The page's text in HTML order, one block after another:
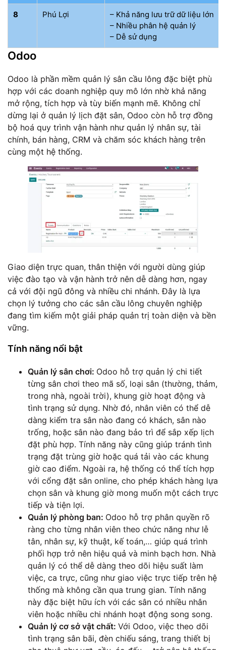
8 Phú Lợi
– Khả năng lưu trữ dữ liệu lớn
– Nhiều phân hệ quản lý
– Dễ sử dụng
Odoo
Odoo là phần mềm quản lý sân cầu lông đặc biệt phù
hợp với các doanh nghiệp quy mô lớn nhờ khả năng
mở rộng, tích hợp và tùy biến mạnh mẽ. Không chỉ
dừng lại ở quản lý lịch đặt sân, Odoo còn hỗ trợ đồng
bộ hoá quy trình vận hành như quản lý nhân sự, tài
chính, bán hàng, CRM và chăm sóc khách hàng trên
cùng một hệ thống.
Giao diện trực quan, thân thiện với người dùng giúp
việc đào tạo và vận hành trở nên dễ dàng hơn, ngay
cả với đội ngũ đông và nhiều chi nhánh. Đây là lựa
chọn lý tưởng cho các sân cầu lông chuyên nghiệp
đang tìm kiếm một giải pháp quản trị toàn diện và bền
vững.
Tính năng nổi bật
Quản lý sân chơi: Odoo hỗ trợ quản lý chi tiết
từng sân chơi theo mã số, loại sân (thường, thảm,
trong nhà, ngoài trời), khung giờ hoạt động và
tình trạng sử dụng. Nhờ đó, nhân viên có thể dễ
dàng kiểm tra sân nào đang có khách, sân nào
trống, hoặc sân nào đang bảo trì để sắp xếp lịch
đặt phù hợp. Tính năng này cũng giúp tránh tình
trạng đặt trùng giờ hoặc quá tải vào các khung
giờ cao điểm. Ngoài ra, hệ thống có thể tích hợp
với cổng đặt sân online, cho phép khách hàng lựa
chọn sân và khung giờ mong muốn một cách trực
tiếp và tiện lợi.
Quản lý phòng ban: Odoo hỗ trợ phân quyền rõ
ràng cho từng nhân viên theo chức năng như lễ
tân, nhân sự, kỹ thuật, kế toán,… giúp quá trình
phối hợp trở nên hiệu quả và minh bạch hơn. Nhà
quản lý có thể dễ dàng theo dõi hiệu suất làm
việc, ca trực, cũng như giao việc trực tiếp trên hệ
thống mà không cần qua trung gian. Tính năng
này đặc biệt hữu ích với các sân có nhiều nhân
viên hoặc nhiều chi nhánh hoạt động song song.
Quản lý cơ sở vật chất: Với Odoo, việc theo dõi
tình trạng sân bãi, đèn chiếu sáng, trang thiết bị